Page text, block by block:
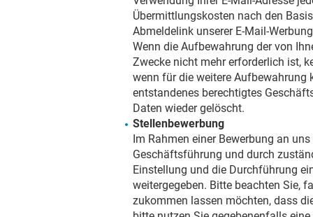
Übermittlungskosten nach den
Abmeldelink unserer E-Mail-
Wenn die Aufbewahrung der von
Zwecke nicht mehr erforderlich ist,
wenn für die weitere Aufbewahrung
entstandenes berechtigtes
Daten wieder gelöscht.
Stellenbewerbung
Im Rahmen einer Bewerbung an
Geschäftsführung und durch
Einstellung und die Durchführung
weitergegeben. Bitte beachten Sie,
zukommen lassen möchten, dass